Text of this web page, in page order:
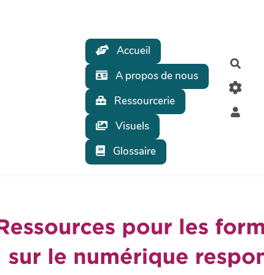
Accueil
A propos de nous
Ressourcerie
Visuels
Glossaire